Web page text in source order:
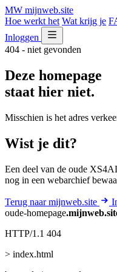
MW mijnweb.site
Hoe werkt het Wat krijg je
Inloggen
404 - niet gevonden
Deze homepage
staat hier niet.
Misschien is het adres
Wist je dit?
Een deel van de oude
nog in een webarchief
Terug naar mijnweb.site
oude-homepage
HTTP/1.1 404
> index.html